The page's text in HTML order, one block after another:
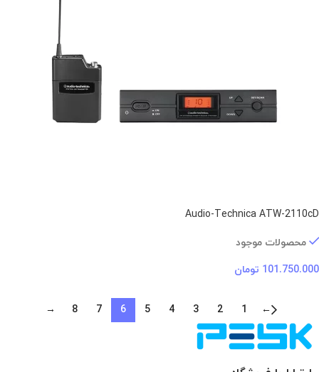
Audio-Technica ATW-2110cD
محصولات موجود
101.750.000 تومان
←
1
2
3
4
5
6
7
8
→